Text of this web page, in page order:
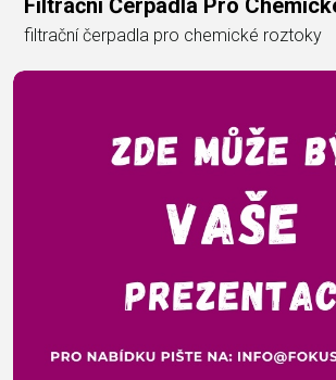
Filtrační Čerpadla Pro
filtrační čerpadla pro chemické roztoky